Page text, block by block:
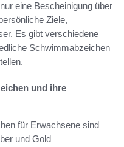
eine Bescheinigung über
Ziele,
Es gibt verschiedene
Schwimmabzeichen
und ihre
für Erwachsene sind
und Gold